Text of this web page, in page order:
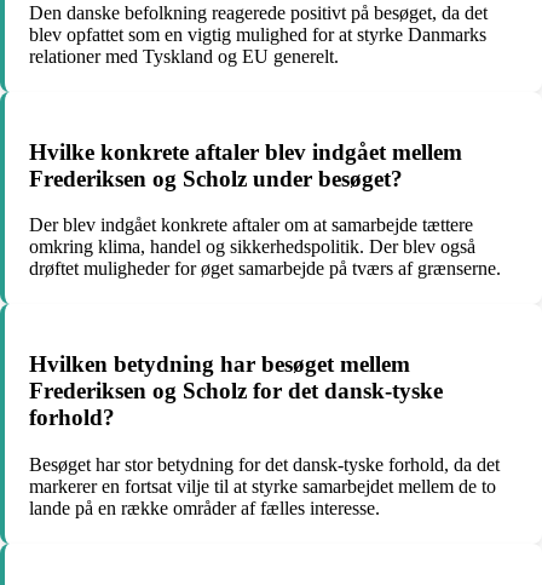
Den danske befolkning reagerede positivt på besøget, da det
blev opfattet som en vigtig mulighed for at styrke Danmarks
relationer med Tyskland og EU generelt.
Hvilke konkrete aftaler blev indgået mellem
Frederiksen og Scholz under besøget?
Der blev indgået konkrete aftaler om at samarbejde tættere
omkring klima, handel og sikkerhedspolitik. Der blev også
drøftet muligheder for øget samarbejde på tværs af grænserne.
Hvilken betydning har besøget mellem
Frederiksen og Scholz for det dansk-tyske
forhold?
Besøget har stor betydning for det dansk-tyske forhold, da det
markerer en fortsat vilje til at styrke samarbejdet mellem de to
lande på en række områder af fælles interesse.